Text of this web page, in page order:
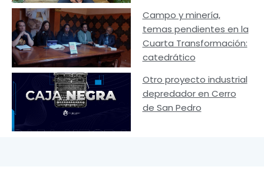
Campo y minería,
temas pendientes en la
Cuarta Transformación:
catedrático
Otro proyecto industrial
depredador en Cerro
de San Pedro